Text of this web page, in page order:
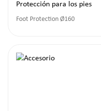
Protección para los pies
Foot Protection Ø160